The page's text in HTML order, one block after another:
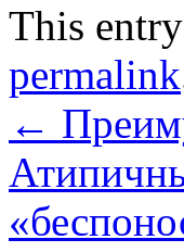
This
permalink
←